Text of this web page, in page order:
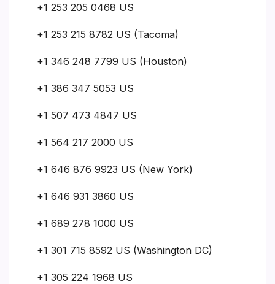
+1 253 205 0468 US
+1 253 215 8782 US (Tacoma)
+1 346 248 7799 US (Houston)
+1 386 347 5053 US
+1 507 473 4847 US
+1 564 217 2000 US
+1 646 876 9923 US (New York)
+1 646 931 3860 US
+1 689 278 1000 US
+1 301 715 8592 US (Washington DC)
+1 305 224 1968 US